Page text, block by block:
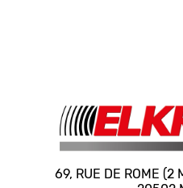
69, RUE DE ROME (2